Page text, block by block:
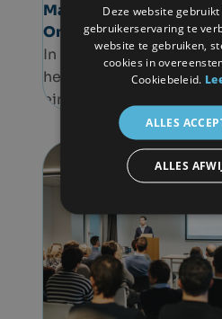
Mapping-opdracht
Omgeving
In het kader van de
het RePowerEU-plan en
eind 2023 een revisie
Hernieuwbare
(EU) 2023/2413)
richtlijn houdt twee
waarvoor Departement
VITO NV de opdracht
te voeren. De resultaten van deze
opdracht werden
gepubliceerd door het
Omgeving:
Deze website
gebruikerservaring te
website te gebruiken,
cookies in
Cookiebeleid.
ALLES
ALLES